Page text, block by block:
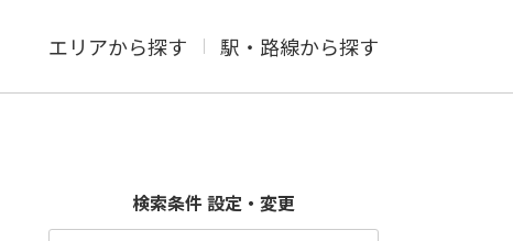
エリアから探す 駅・路線から探す
検索条件 設定・変更